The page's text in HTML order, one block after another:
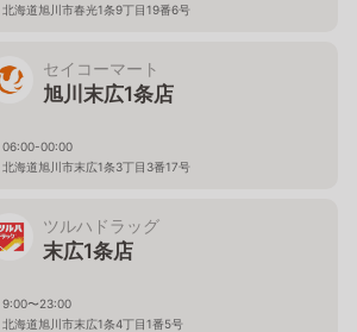
北海道旭川市春光1条9丁目19番6号
セイコーマート
旭川末広1条店
06:00-00:00
北海道旭川市末広1条3丁目3番17号
ツルハドラッグ
末広1条店
9:00〜23:00
北海道旭川市末広1条4丁目1番5号